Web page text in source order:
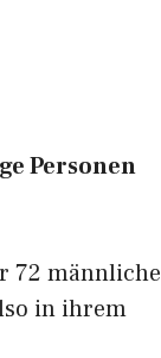
Personen
72 männliche
in ihrem